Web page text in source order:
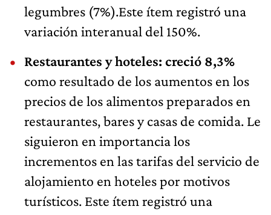
legumbres (7%).Este ítem registró una
variación interanual del 150%.
Restaurantes y hoteles: creció 8,3%
como resultado de los aumentos en los
precios de los alimentos preparados en
restaurantes, bares y casas de comida. Le
siguieron en importancia los
incrementos en las tarifas del servicio de
alojamiento en hoteles por motivos
turísticos. Este ítem registró una